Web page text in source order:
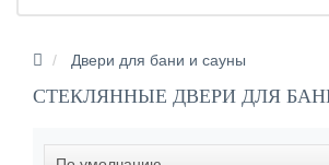
Двери для бани и сауны
СТЕКЛЯННЫЕ ДВЕРИ ДЛЯ